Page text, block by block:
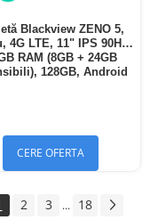
Blackview ZENO 5,
4G LTE, 11" IPS 90Hz,
RAM (8GB + 24GB
128GB, Android
CERE OFERTA
2 3 ... 18